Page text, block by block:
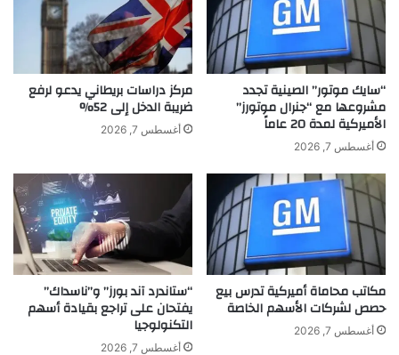
ب
اً
ا
ل
و
س
ط
م
ل
ك
ع
ب
ي
د
ا
ت
ف
ي
“سايك موتور” الصينية تجدد
مشروعها مع “جنرال موتورز”
الأميركية لمدة 20 عاماً
أغسطس 7, 2026
مركز دراسات بريطاني يدعو لرفع
ضريبة الدخل إلى 52%
أغسطس 7, 2026
مكاتب محاماة أميركية تدرس بيع
حصص لشركات الأسهم الخاصة
أغسطس 7, 2026
“ستاندرد آند بورز” و”ناسداك”
يفتحان على تراجع بقيادة أسهم
التكنولوجيا
أغسطس 7, 2026